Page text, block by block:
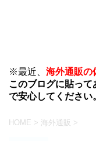
※最近、 海外通販の
このブログに貼っ
で安心してください
HOME > 海外通販 >